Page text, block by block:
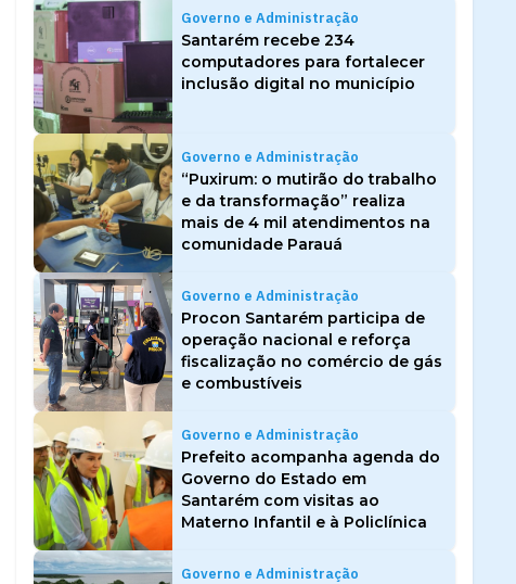
Governo e Administração
Santarém recebe 234
computadores para fortalecer
inclusão digital no município
Governo e Administração
“Puxirum: o mutirão do trabalho
e da transformação” realiza
mais de 4 mil atendimentos na
comunidade Parauá
Governo e Administração
Procon Santarém participa de
operação nacional e reforça
fiscalização no comércio de gás
e combustíveis
Governo e Administração
Prefeito acompanha agenda do
Governo do Estado em
Santarém com visitas ao
Materno Infantil e à Policlínica
Governo e Administração